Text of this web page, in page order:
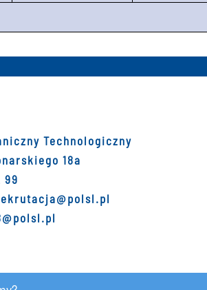
Technologiczny
18a
99